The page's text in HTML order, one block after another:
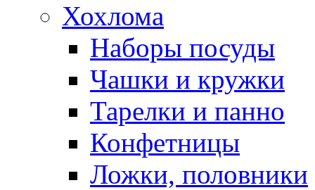
Хохлома
Наборы посуды
Чашки и кружки
Тарелки и панно
Конфетницы
Ложки, половники